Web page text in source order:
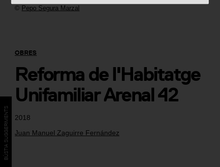
2018
Juan Manuel Zaguirre Fernández
OBRES
Reforma de l'Habitatge
Unifamiliar Arenal 42
© Pepo Segura Marzal
BÚSTIA SUGGERIMENTS